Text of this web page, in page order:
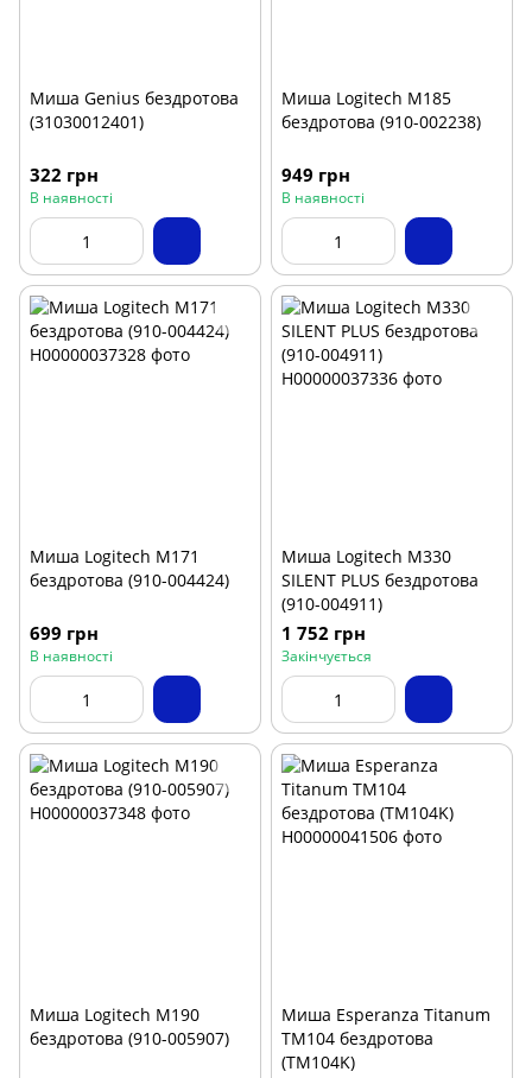
Миша Genius бездротова
(31030012401)
322 грн
В наявності
Миша Logitech M185
бездротова (910-002238)
949 грн
В наявності
Миша Logitech M171
бездротова (910-004424)
699 грн
В наявності
Миша Logitech M330
SILENT PLUS бездротова
(910-004911)
1 752 грн
Закінчується
Миша Logitech M190
бездротова (910-005907)
Миша Esperanza Titanum
TM104 бездротова
(TM104K)